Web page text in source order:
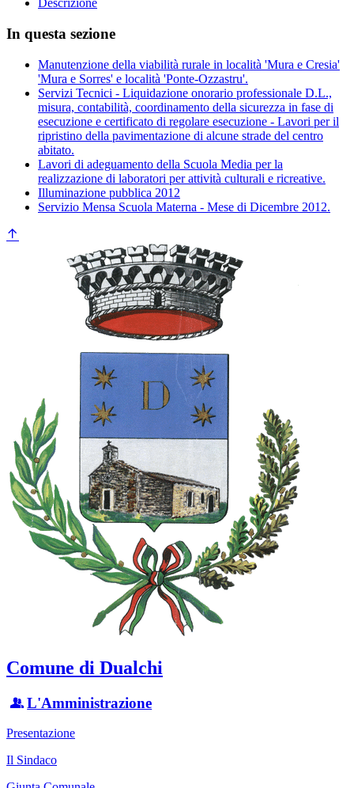
Descrizione
In questa sezione
Manutenzione della viabilità rurale in località 'Mura e Cresia'
'Mura e Sorres' e località 'Ponte-Ozzastru'.
Servizi Tecnici - Liquidazione onorario professionale D.L.,
misura, contabilità, coordinamento della sicurezza in fase di
esecuzione e certificato di regolare esecuzione - Lavori per il
ripristino della pavimentazione di alcune strade del centro
abitato.
Lavori di adeguamento della Scuola Media per la
realizzazione di laboratori per attività culturali e ricreative.
Illuminazione pubblica 2012
Servizio Mensa Scuola Materna - Mese di Dicembre 2012.
Comune di Dualchi
L'Amministrazione
Presentazione
Il Sindaco